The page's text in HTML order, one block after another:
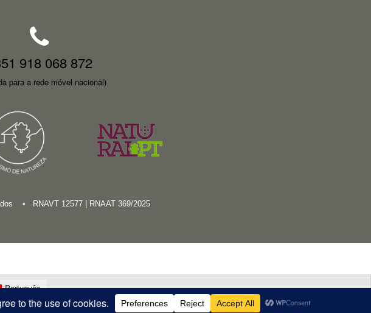
918 068 872
para a rede móvel nacional)
• RNAVT 12577 | RNAAT 369/2025
Português